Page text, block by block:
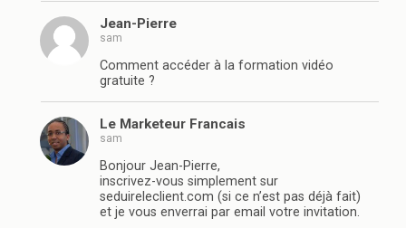
Jean-Pierre
sam
Comment accéder à la formation vidéo
gratuite ?
Le Marketeur Francais
sam
Bonjour Jean-Pierre,
inscrivez-vous simplement sur
seduireleclient.com (si ce n’est pas déjà fait)
et je vous enverrai par email votre invitation.